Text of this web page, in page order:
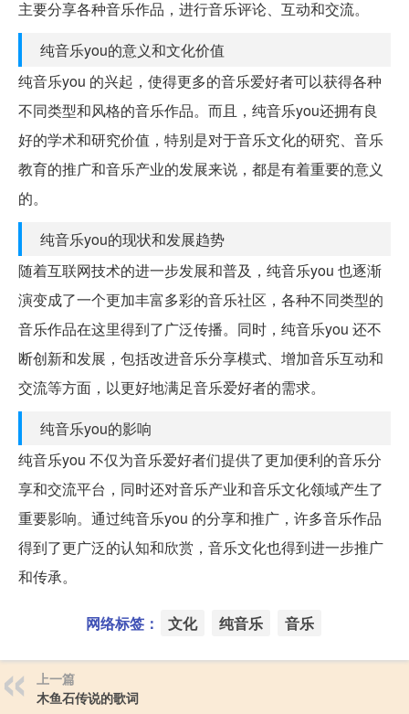
主要分享各种音乐作品，进行音乐评论、互动和交流。
纯音乐you的意义和文化价值
纯音乐you 的兴起，使得更多的音乐爱好者可以获得各种
不同类型和风格的音乐作品。而且，纯音乐you还拥有良
好的学术和研究价值，特别是对于音乐文化的研究、音乐
教育的推广和音乐产业的发展来说，都是有着重要的意义
的。
纯音乐you的现状和发展趋势
随着互联网技术的进一步发展和普及，纯音乐you 也逐渐
演变成了一个更加丰富多彩的音乐社区，各种不同类型的
音乐作品在这里得到了广泛传播。同时，纯音乐you 还不
断创新和发展，包括改进音乐分享模式、增加音乐互动和
交流等方面，以更好地满足音乐爱好者的需求。
纯音乐you的影响
纯音乐you 不仅为音乐爱好者们提供了更加便利的音乐分
享和交流平台，同时还对音乐产业和音乐文化领域产生了
重要影响。通过纯音乐you 的分享和推广，许多音乐作品
得到了更广泛的认知和欣赏，音乐文化也得到进一步推广
和传承。
网络标签： 文化 纯音乐 音乐
上一篇
木鱼石传说的歌词